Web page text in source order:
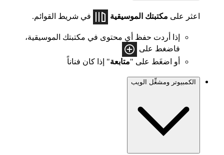
اعثر على مكتبتك الموسيقية في شريط القوائم.
إذا أردت حفظ أي محتوى في مكتبتك الموسيقية،
فاضغط على
أو اضغَط على "متابعة" إذا كان فناناً
الكمبيوتر ومشغِّل الويب